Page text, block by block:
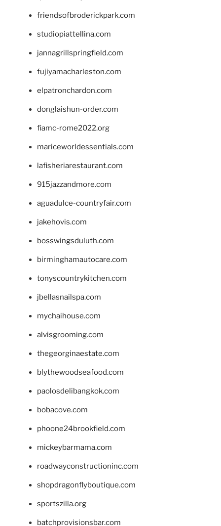
friendsofbroderickpark.com
studiopiattellina.com
jannagrillspringfield.com
fujiyamacharleston.com
elpatronchardon.com
donglaishun-order.com
fiamc-rome2022.org
mariceworldessentials.com
lafisheriarestaurant.com
915jazzandmore.com
aguadulce-countryfair.com
jakehovis.com
bosswingsduluth.com
birminghamautocare.com
tonyscountrykitchen.com
jbellasnailspa.com
mychaihouse.com
alvisgrooming.com
thegeorginaestate.com
blythewoodseafood.com
paolosdelibangkok.com
bobacove.com
phoone24brookfield.com
mickeybarmama.com
roadwayconstructioninc.com
shopdragonflyboutique.com
sportszilla.org
batchprovisionsbar.com